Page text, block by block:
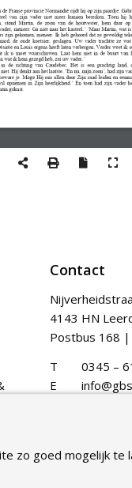
Contact
4143 HN
Postbus 168 |
T
0345 –
E
zo goed mogelijk te